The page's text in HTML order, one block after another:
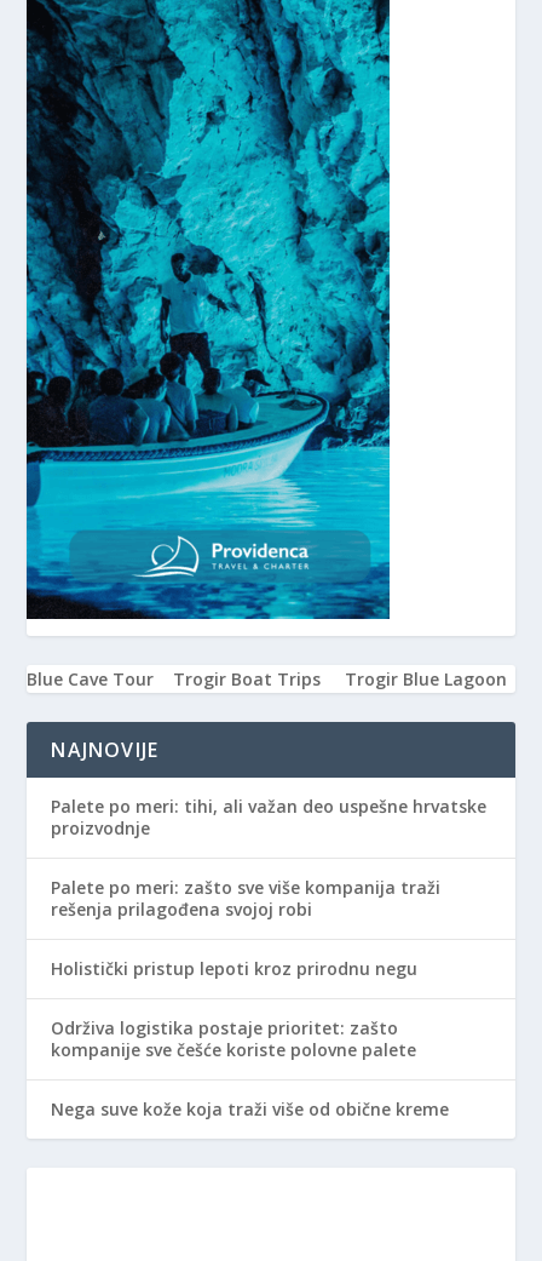
Blue Cave Tour Trogir Boat Trips Trogir Blue Lagoon
NAJNOVIJE
Palete po meri: tihi, ali važan deo uspešne hrvatske
proizvodnje
Palete po meri: zašto sve više kompanija traži
rešenja prilagođena svojoj robi
Holistički pristup lepoti kroz prirodnu negu
Održiva logistika postaje prioritet: zašto
kompanije sve češće koriste polovne palete
Nega suve kože koja traži više od obične kreme